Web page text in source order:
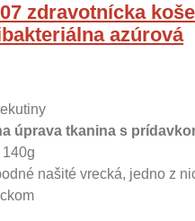
zdravotnícka
azúrová
úprava tkanina s
140g
našité vrecká, jedno z